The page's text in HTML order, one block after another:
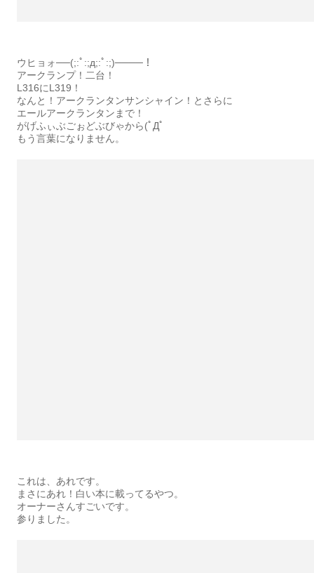
ウヒョォ──(;:ﾟ:;д;:ﾟ:;)────！
アークランプ！二台！
L316にL319！
なんと！アークランタンサンシャイン！とさらに
エールアークランタンまで！
がげふぃぶごぉどぶびゃから(ﾟДﾟ
もう言葉になりません。
これは、あれです。
まさにあれ！白い本に載ってるやつ。
オーナーさんすごいです。
参りました。